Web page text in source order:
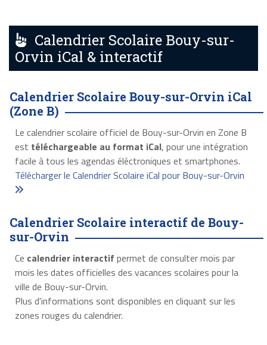
Calendrier Scolaire Bouy-sur-
Orvin iCal & interactif
Calendrier Scolaire Bouy-sur-Orvin iCal
(Zone B)
Le calendrier scolaire officiel de Bouy-sur-Orvin en Zone B
est téléchargeable au format iCal, pour une intégration
facile à tous les agendas éléctroniques et smartphones.
Télécharger le Calendrier Scolaire iCal pour Bouy-sur-Orvin
Calendrier Scolaire interactif de Bouy-
sur-Orvin
Ce calendrier interactif permet de consulter mois par
mois les dates officielles des vacances scolaires pour la
ville de Bouy-sur-Orvin.
Plus d'informations sont disponibles en cliquant sur les
zones rouges du calendrier.